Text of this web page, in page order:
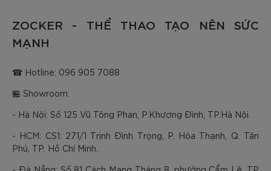
ZOCKER - THỂ THAO TẠO NÊN SỨC
MẠNH
☎ Hotline: 096 905 7088
🏪 Showroom:
- Hà Nội: Số 125 Vũ Tông Phan, P.Khương Đình, TP.Hà Nội.
- HCM: CS1: 271/1 Trịnh Đình Trọng, P. Hòa Thạnh, Q. Tân
Phú, TP. Hồ Chí Minh.